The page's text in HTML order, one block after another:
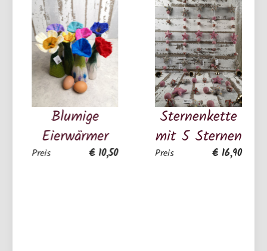
Blumige
Eierwärmer
Preis € 10,50
Sternenkette
mit 5 Sternen
Preis € 16,90